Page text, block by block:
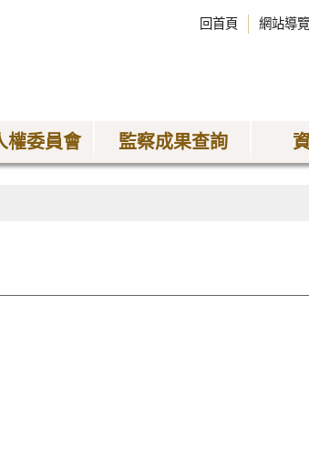
回首頁 網站導覽
權委員會 監察成果查詢